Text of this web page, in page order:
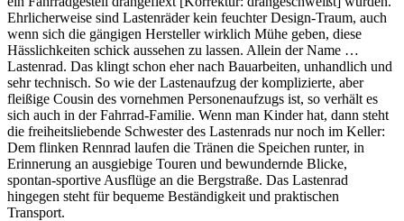
Ehrlicherweise sind Lastenräder kein feuchter Design-Traum, auch
wenn sich die gängigen Hersteller wirklich Mühe geben, diese
Hässlichkeiten schick aussehen zu lassen. Allein der Name …
Lastenrad. Das klingt schon eher nach Bauarbeiten, unhandlich und
sehr technisch. So wie der Lastenaufzug der komplizierte, aber
fleißige Cousin des vornehmen Personenaufzugs ist, so verhält es
sich auch in der Fahrrad-Familie. Wenn man Kinder hat, dann steht
die freiheitsliebende Schwester des Lastenrads nur noch im Keller:
Dem flinken Rennrad laufen die Tränen die Speichen runter, in
Erinnerung an ausgiebige Touren und bewundernde Blicke,
spontan-sportive Ausflüge an die Bergstraße. Das Lastenrad
hingegen steht für bequeme Beständigkeit und praktischen
Transport.